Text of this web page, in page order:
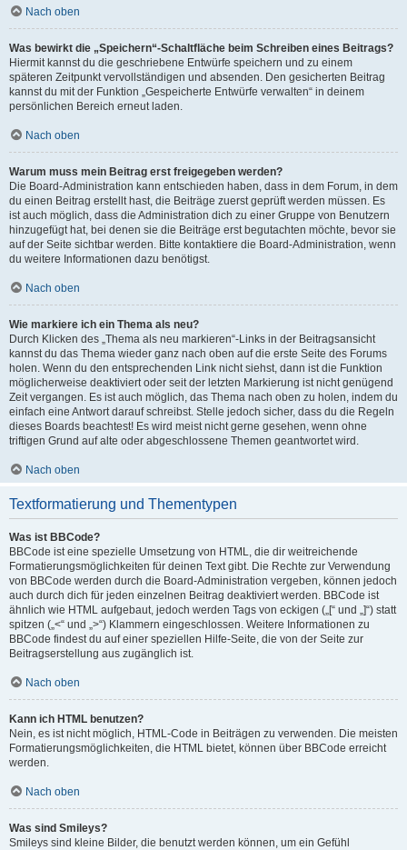
Nach oben
Was bewirkt die „Speichern“-Schaltfläche beim Schreiben eines Beitrags?
Hiermit kannst du die geschriebene Entwürfe speichern und zu einem
späteren Zeitpunkt vervollständigen und absenden. Den gesicherten Beitrag
kannst du mit der Funktion „Gespeicherte Entwürfe verwalten“ in deinem
persönlichen Bereich erneut laden.
Nach oben
Warum muss mein Beitrag erst freigegeben werden?
Die Board-Administration kann entschieden haben, dass in dem Forum, in dem
du einen Beitrag erstellt hast, die Beiträge zuerst geprüft werden müssen. Es
ist auch möglich, dass die Administration dich zu einer Gruppe von Benutzern
hinzugefügt hat, bei denen sie die Beiträge erst begutachten möchte, bevor sie
auf der Seite sichtbar werden. Bitte kontaktiere die Board-Administration, wenn
du weitere Informationen dazu benötigst.
Nach oben
Wie markiere ich ein Thema als neu?
Durch Klicken des „Thema als neu markieren“-Links in der Beitragsansicht
kannst du das Thema wieder ganz nach oben auf die erste Seite des Forums
holen. Wenn du den entsprechenden Link nicht siehst, dann ist die Funktion
möglicherweise deaktiviert oder seit der letzten Markierung ist nicht genügend
Zeit vergangen. Es ist auch möglich, das Thema nach oben zu holen, indem du
einfach eine Antwort darauf schreibst. Stelle jedoch sicher, dass du die Regeln
dieses Boards beachtest! Es wird meist nicht gerne gesehen, wenn ohne
triftigen Grund auf alte oder abgeschlossene Themen geantwortet wird.
Nach oben
Textformatierung und Thementypen
Was ist BBCode?
BBCode ist eine spezielle Umsetzung von HTML, die dir weitreichende
Formatierungsmöglichkeiten für deinen Text gibt. Die Rechte zur Verwendung
von BBCode werden durch die Board-Administration vergeben, können jedoch
auch durch dich für jeden einzelnen Beitrag deaktiviert werden. BBCode ist
ähnlich wie HTML aufgebaut, jedoch werden Tags von eckigen („[“ und „]“) statt
spitzen („<“ und „>“) Klammern eingeschlossen. Weitere Informationen zu
BBCode findest du auf einer speziellen Hilfe-Seite, die von der Seite zur
Beitragserstellung aus zugänglich ist.
Nach oben
Kann ich HTML benutzen?
Nein, es ist nicht möglich, HTML-Code in Beiträgen zu verwenden. Die meisten
Formatierungsmöglichkeiten, die HTML bietet, können über BBCode erreicht
werden.
Nach oben
Was sind Smileys?
Smileys sind kleine Bilder, die benutzt werden können, um ein Gefühl